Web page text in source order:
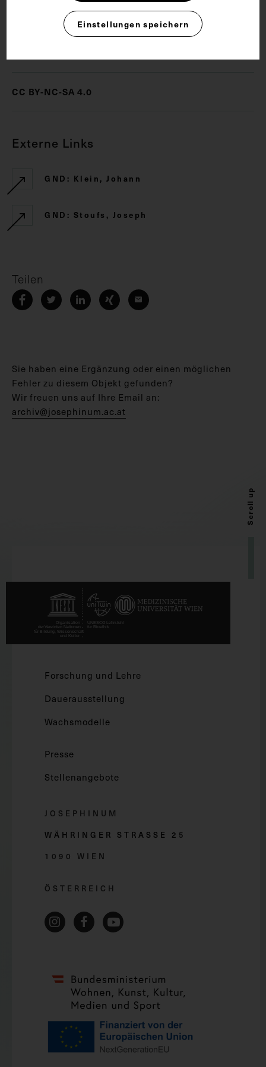
Geburtshilfe Gynäkologie
CC BY-NC-SA 4.0
Externe Links
GND: Klein, Johann
GND: Stoufs, Joseph
Teilen
Sie haben eine Ergänzung oder einen möglichen
Fehler zu diesem Objekt gefunden?
Wir freuen uns auf Ihre Email an:
archiv@josephinum.ac.at
Scroll up
Forschung und Lehre
Dauerausstellung
Wachsmodelle
Presse
Stellenangebote
JOSEPHINUM
WÄHRINGER STRASSE 2 5
1090 WIEN
ÖSTERREICH
Einstellungen speichern